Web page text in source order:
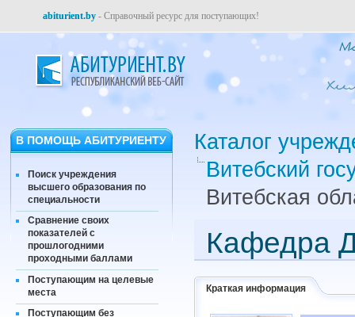
abiturient.by - Справочный ресурс для поступающих!
В ПОМОЩЬ АБИТУРИЕНТУ
Поиск учреждения
высшего образования по
специальности
Сравнение своих
показателей с
прошлогодними
проходными баллами
Поступающим на целевые
места
Поступающим без
Каталог
Витебский
Витебская
Кафедра
Краткая информация